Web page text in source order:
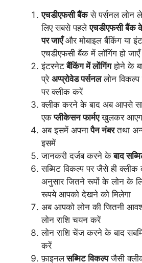
एचडीएफसी बैंकसे पर्सनल लोन
लिए सबसे पहलेएचडीएफसी बैंक
पर जाएँऔर मोबाइल बैंकिंग या
एचडीएफसी बैंक में लॉगिंग हो जाएँ
इंटरनेटबैंकिंग में लोंगिंगहोने के
प्रे अप्प्रोवेड पर्सनललोन
पर क्लीक करें
क्लीक करने के बाद अब आपसे
एकप्लीकेसन फार्मएखुलकर
अब इसमें अपनापैन नंबरतथा
इसमें
जानकरी दर्जब करने केबाद
सब्मिट विकल्प पर जैसे ही
अनुसार जितने रूपों के लोन के
रूपये आपको देखने को मिलेगा
अब आपको लोन की जितनी
लोन राशि चयन करें
लोन राशि चेंज करने के बाद
करें
फ़ाइनलसब्मिट विकल्पजैसी